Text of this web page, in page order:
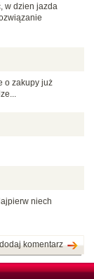
w dzien jazda
o zakupy już
niech
dodaj komentarz